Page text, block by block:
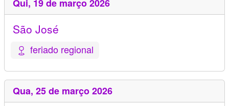
Qui, 19 de março 2026
São José
feriado regional
Qua, 25 de março 2026